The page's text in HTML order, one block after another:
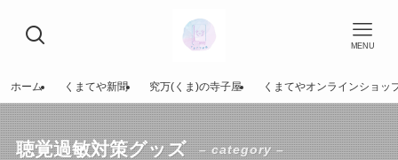
MENU
ホーム くまてや新聞 究万(くま)の寺子屋 くまてやオンラインショッ
聴覚過敏対策グッズ – category –